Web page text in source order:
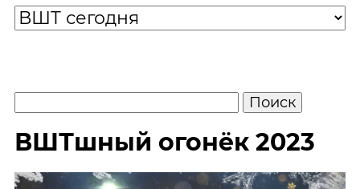
ВШТшный огонёк 2023